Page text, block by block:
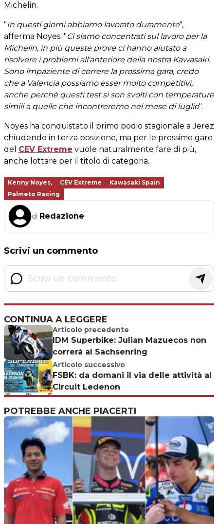
Michelin.
"In questi giorni abbiamo lavorato duramente",
afferma Noyes. "Ci siamo concentrati sul lavoro per la
Michelin, in più queste prove ci hanno aiutato a
risolvere i problemi all'anteriore della nostra Kawasaki.
Sono impaziente di correre la prossima gara, credo
che a Valencia possiamo esser molto competitivi,
anche perchè questi test si son svolti con temperature
simili a quelle che incontreremo nel mese di luglio".
Noyes ha conquistato il primo podio stagionale a Jerez
chiudendo in terza posizione, ma per le prossime gare
del CEV Extreme vuole naturalmente fare di più,
anche lottare per il titolo di categoria.
Kenny Noyes, CEV Extreme
Kawasaki Spain
Palmeto Racing
di Redazione
Scrivi un commento
CONTINUA A LEGGERE
Articolo precedente
IDM Superbike: Julian Mazuecos non
correrà al Sachsenring
Articolo successivo
FSBK: da domani il via delle attività al
Circuit Ledenon
POTREBBE ANCHE PIACERTI